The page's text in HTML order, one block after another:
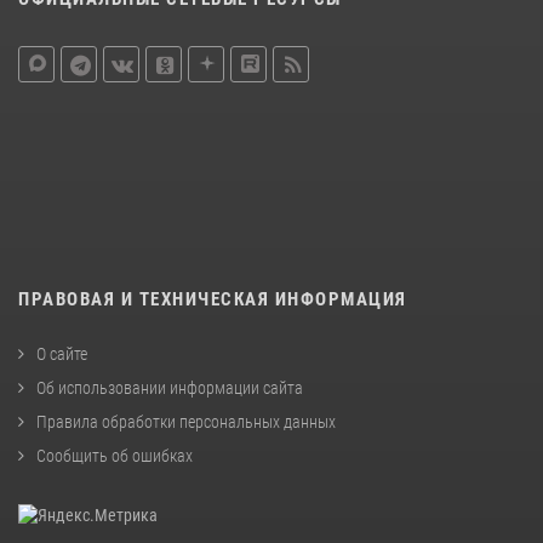
ПРАВОВАЯ И ТЕХНИЧЕСКАЯ ИНФОРМАЦИЯ
О сайте
Об использовании информации сайта
Правила обработки персональных данных
Сообщить об ошибках